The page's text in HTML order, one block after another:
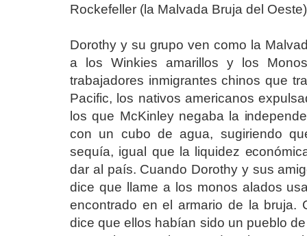
Rockefeller (la Malvada Bruja del
Dorothy y su grupo ven como la
a los Winkies amarillos y los
trabajadores inmigrantes chinos que
Pacific, los nativos americanos
los que McKinley negaba la
con un cubo de agua, sugiriendo
sequía, igual que la liquidez
dar al país. Cuando Dorothy y sus
dice que llame a los monos alados
encontrado en el armario de la bruja.
dice que ellos habían sido un pueblo